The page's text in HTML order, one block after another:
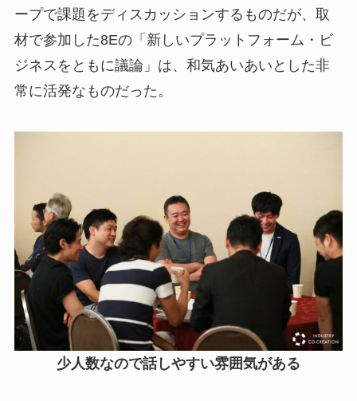
ープで課題をディスカッションするものだが、取
材で参加した8Eの「新しいプラットフォーム・ビ
ジネスをともに議論」は、和気あいあいとした非
常に活発なものだった。
少人数なので話しやすい雰囲気がある